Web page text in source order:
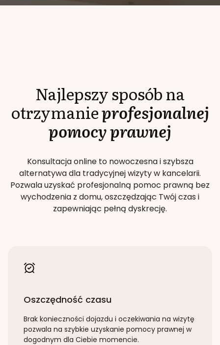
Najlepszy sposób na
otrzymanieprofesjonalnej
pomocy prawnej
Konsultacja online to nowoczesna i szybsza
alternatywa dla tradycyjnej wizyty w kancelarii.
Pozwala uzyskać profesjonalną pomoc prawną bez
wychodzenia z domu, oszczędzając Twój czas i
zapewniając pełną dyskrecję.
Oszczędność czasu
Brak konieczności dojazdu i oczekiwania na wizytę
pozwala na szybkie uzyskanie pomocy prawnej w
dogodnym dla Ciebie momencie.